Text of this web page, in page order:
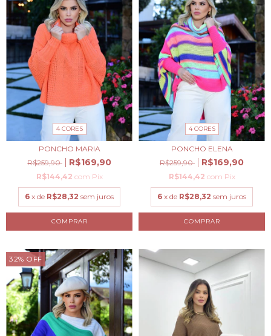
4 CORES
PONCHO MARIA
R$259,90
R$169,90
R$144,42 com Pix
6 x de R$28,32 sem juros
COMPRAR
4 CORES
PONCHO ELENA
R$259,90
R$169,90
R$144,42 com Pix
6 x de R$28,32 sem juros
COMPRAR
32% OFF